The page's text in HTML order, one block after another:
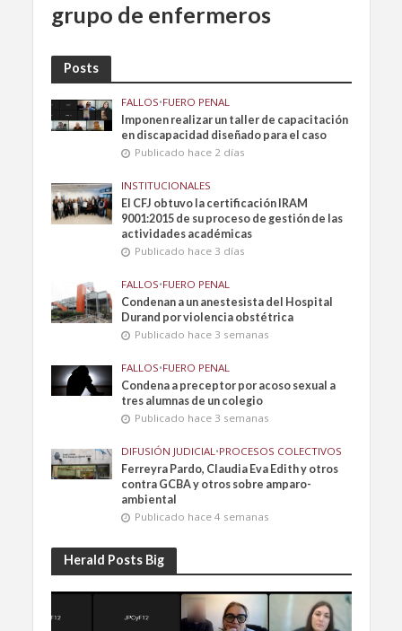
grupo de enfermeros
Posts
FALLOS•FUERO PENAL
Imponen realizar un taller de capacitación
en discapacidad diseñado para el caso
Publicado hace 2 días
INSTITUCIONALES
El CFJ obtuvo la certificación IRAM
9001:2015 de su proceso de gestión de las
actividades académicas
Publicado hace 3 días
FALLOS•FUERO PENAL
Condenan a un anestesista del Hospital
Durand por violencia obstétrica
Publicado hace 3 semanas
FALLOS•FUERO PENAL
Condena a preceptor por acoso sexual a
tres alumnas de un colegio
Publicado hace 3 semanas
DIFUSIÓN JUDICIAL•PROCESOS COLECTIVOS
Ferreyra Pardo, Claudia Eva Edith y otros
contra GCBA y otros sobre amparo-
ambiental
Publicado hace 4 semanas
Herald Posts Big